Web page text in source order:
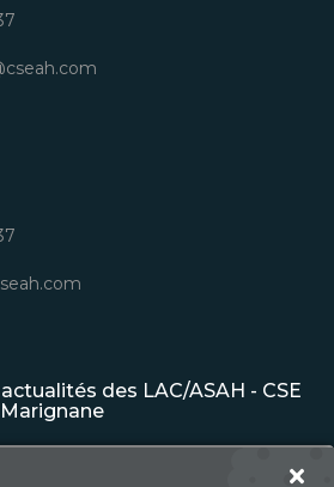
des LAC/ASAH - CSE